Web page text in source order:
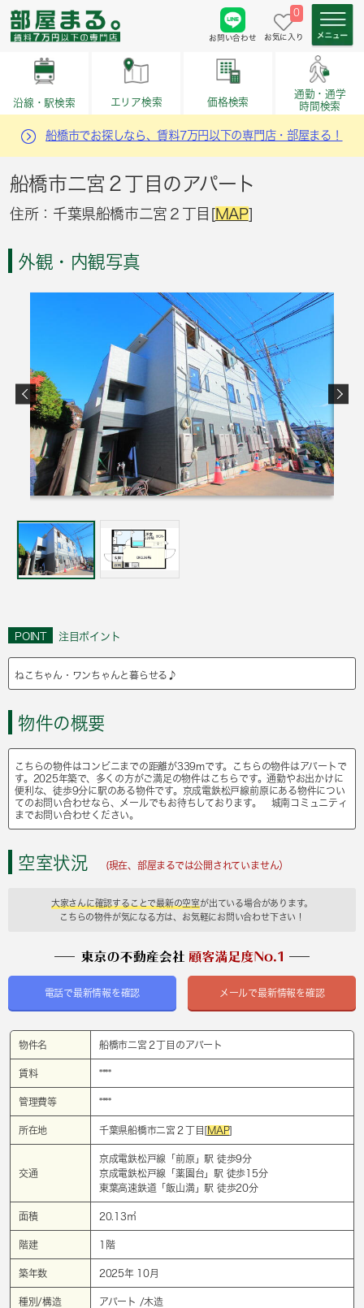
お問い合わせ
0
お気に入り
沿線・駅検索 エリア検索 価格検索
通勤・通学
時間検索
船橋市でお探しなら、賃料7万円以下の専門店・部屋まる！
船橋市二宮２丁目のアパート
住所：千葉県船橋市二宮２丁目[MAP]
外観・内観写真
POINT 注目ポイント
ねこちゃん・ワンちゃんと暮らせる♪
物件の概要
こちらの物件はコンビニまでの距離が339mです。こちらの物件はアパートで
す。2025年築で、多くの方がご満足の物件はこちらです。通勤やお出かけに
便利な、徒歩9分に駅のある物件です。京成電鉄松戸線前原にある物件につい
てのお問い合わせなら、メールでもお待ちしております。 城南コミュニティ
までお問い合わせください。
空室状況 (現在、部屋まるでは公開されていません）
大家さんに確認することで最新の空室が出ている場合があります。
こちらの物件が気になる方は、お気軽にお問い合わせ下さい！
電話で最新情報を確認 メールで最新情報を確認
物件名 船橋市二宮２丁目のアパート
賃料 ****
管理費等 ****
所在地 千葉県船橋市二宮２丁目[MAP]
交通
京成電鉄松戸線「前原」駅 徒歩9分
京成電鉄松戸線「薬園台 」駅 徒歩15分
東葉高速鉄道「飯山満」駅 徒歩20分
面積 20.13㎡
階建 1階
築年数 2025年 10月
種別/構造 アパート /木造